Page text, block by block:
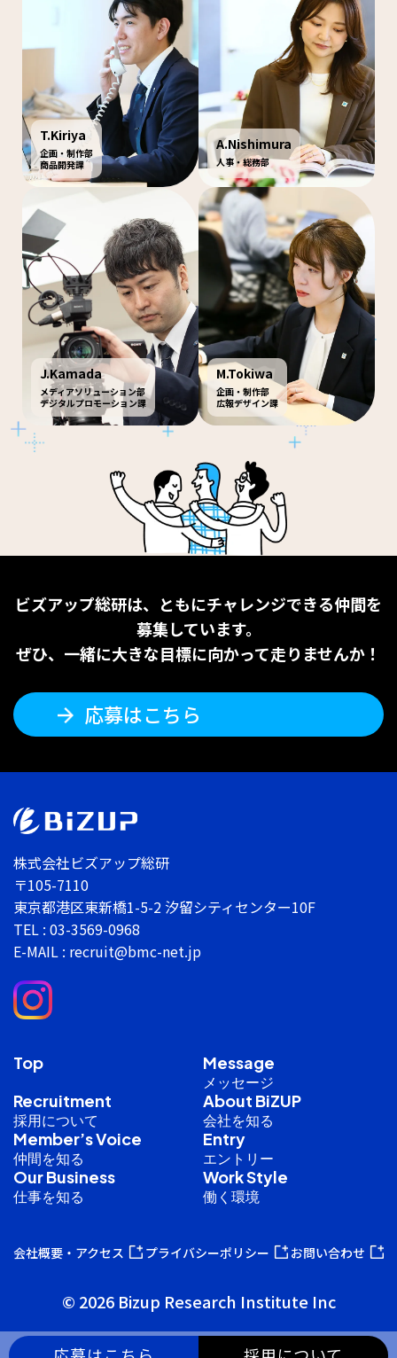
T.Kiriya
企画・制作部
商品開発課
A.Nishimura
人事・総務部
J.Kamada
メディアソリューション部
デジタルプロモーション課
M.Tokiwa
企画・制作部
広報デザイン課
ビズアップ総研は、ともにチャレンジできる仲間を
募集しています。
ぜひ、一緒に大きな目標に向かって走りませんか！
応募はこちら
株式会社ビズアップ総研
〒105-7110
東京都港区東新橋1-5-2 汐留シティセンター10F
TEL : 03-3569-0968
E-MAIL : recruit@bmc-net.jp
Top Message
メッセージ
Recruitment
採用について
About BiZUP
会社を知る
Member’s Voice
仲間を知る
Entry
エントリー
Our Business
仕事を知る
Work Style
働く環境
会社概要・アクセス プライバシーポリシー お問い合わせ
© 2026 Bizup Research Institute Inc